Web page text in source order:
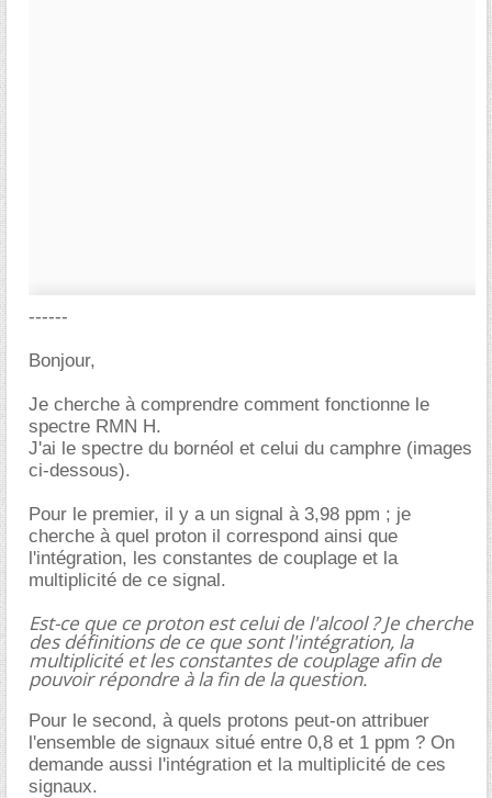
------
Bonjour,
Je cherche à comprendre comment fonctionne le
spectre RMN H.
J'ai le spectre du bornéol et celui du camphre (images
ci-dessous).
Pour le premier, il y a un signal à 3,98 ppm ; je
cherche à quel proton il correspond ainsi que
l'intégration, les constantes de couplage et la
multiplicité de ce signal.
Est-ce que ce proton est celui de l'alcool ? Je cherche
des définitions de ce que sont l'intégration, la
multiplicité et les constantes de couplage afin de
pouvoir répondre à la fin de la question.
Pour le second, à quels protons peut-on attribuer
l'ensemble de signaux situé entre 0,8 et 1 ppm ? On
demande aussi l'intégration et la multiplicité de ces
signaux.